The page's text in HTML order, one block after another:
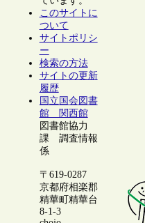
このサイトに
ついて
サイトポリシ
ー
検索の方法
サイトの更新
履歴
国立国会図書
館 関西館
図書館協力
課 調査情報
係
〒619-0287
京都府相楽郡
精華町精華台
8-1-3